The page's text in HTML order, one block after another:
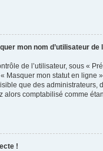
mon nom d’utilisateur
de l’utilisateur, sous «
Masquer mon statut en ligne
que des administrateurs,
alors comptabilisé comme
!